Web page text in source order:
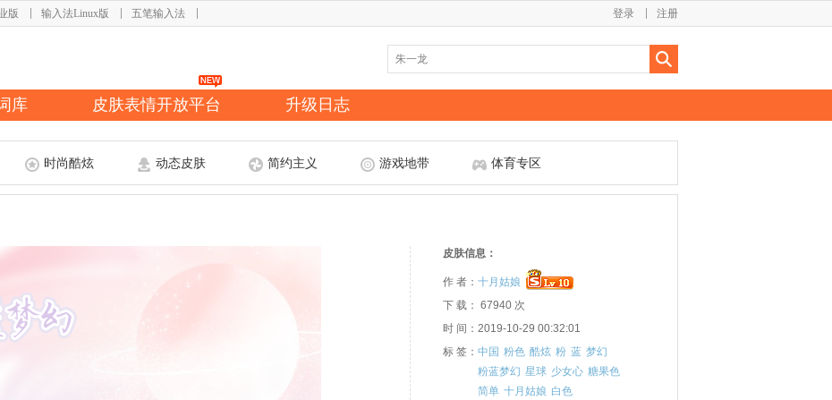
版 输入法Linux版 五笔输入法 注册
登录
库 皮肤表情开放平台 升级日志
时尚酷炫 动态皮肤 简约主义 游戏地带 体育专区
皮肤信息：
作 者： 十月姑娘
下 载： 67940 次
时 间：2019-10-29 00:32:01
标 签： 中国 粉色 酷炫 粉 蓝 梦幻
粉蓝梦幻 星球 少女心 糖果色
简单 十月姑娘 白色